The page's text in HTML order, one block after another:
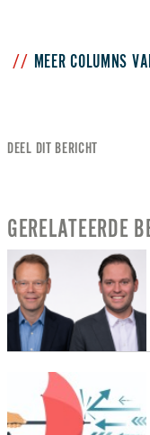
MEER COLUMNS
DEEL DIT BERICHT
GERELATEERDE